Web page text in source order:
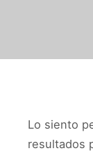
Lo siento
resultados